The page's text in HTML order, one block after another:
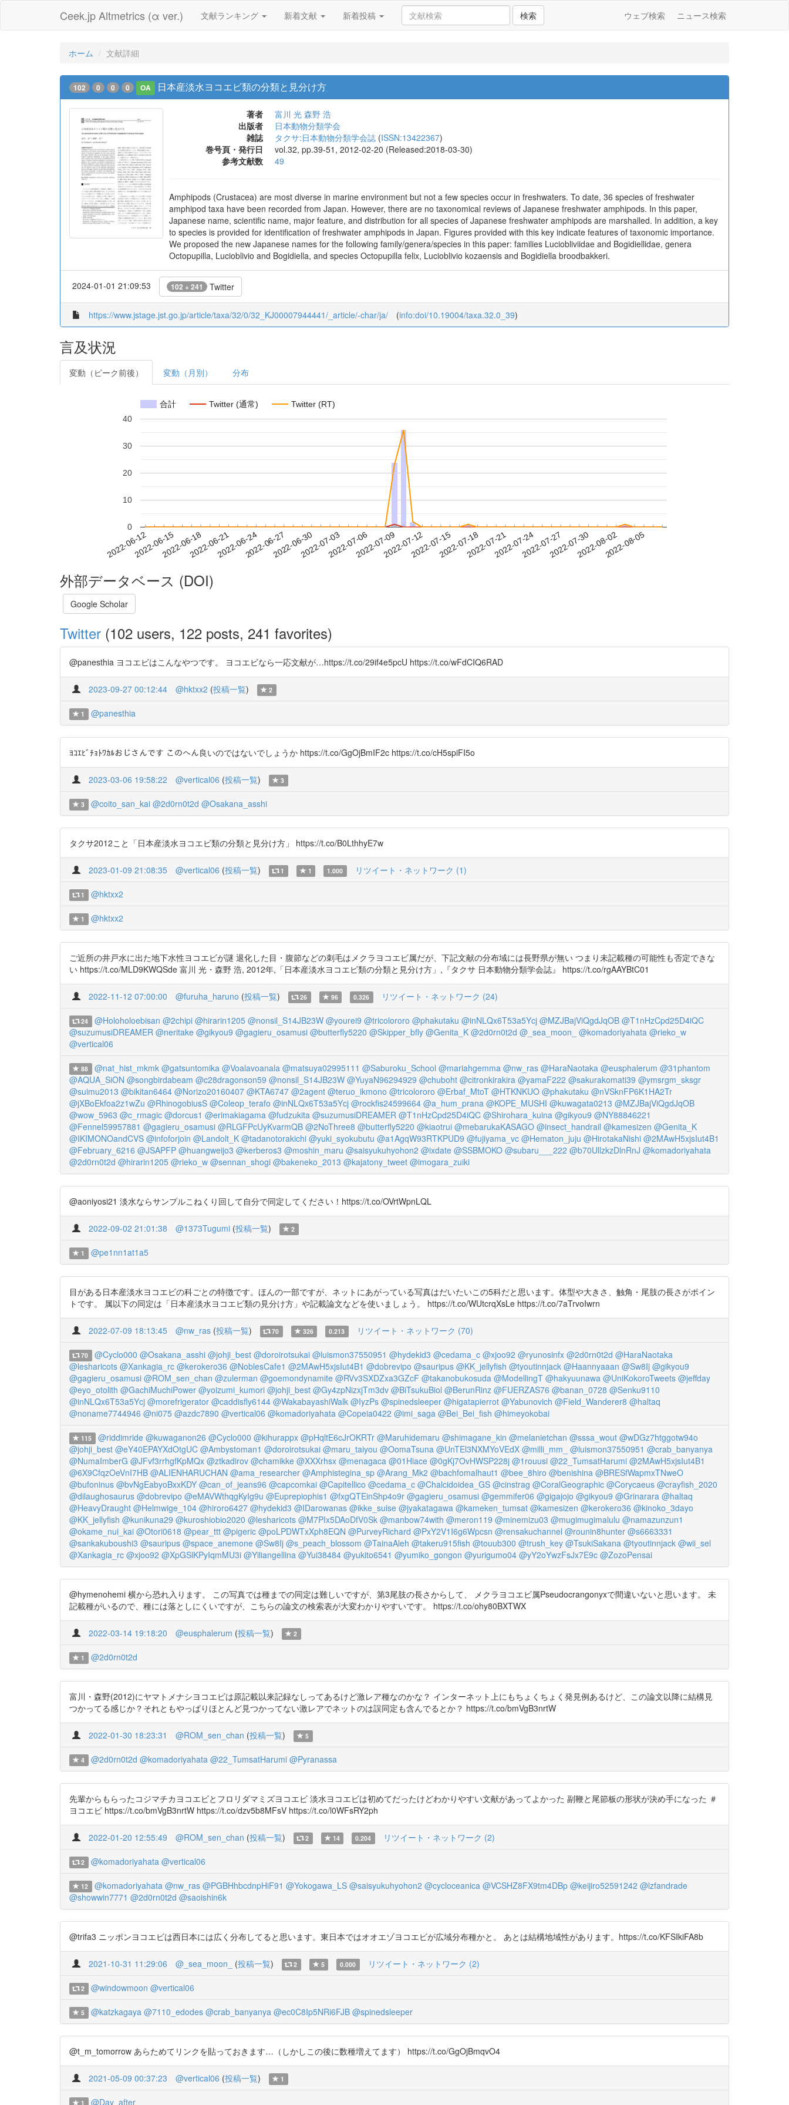
Ceek.jp Altmetrics (α ver.) 文献ランキング 新着文献 新着投稿 検索 ウェブ検索 ニュース検索
ホーム 文献詳細
102 0 0 0 OA 日本産淡水ヨコエビ類の分類と見分け方
著者 富川 光 森野 浩
出版者
日本動物分類学会
雑誌
タクサ:日本動物分類学会誌 (ISSN:13422367)
巻号頁・発行日
vol.32, pp.39-51, 2012-02-20 (Released:2018-03-30)
参考文献数
49
Amphipods (Crustacea) are most diverse in marine environment but not a few species occur in freshwaters. To date, 36 species of freshwater
amphipod taxa have been recorded from Japan. However, there are no taxonomical reviews of Japanese freshwater amphipods. In this paper,
Japanese name, scientific name, major feature, and distribution for all species of Japanese freshwater amphipods are marshalled. In addition, a key
to species is provided for identification of freshwater amphipods in Japan. Figures provided with this key indicate features of taxonomic importance.
We proposed the new Japanese names for the following family/genera/species in this paper: families Luciobliviidae and Bogidiellidae, genera
Octopupilla, Lucioblivio and Bogidiella, and species Octopupilla felix, Lucioblivio kozaensis and Bogidiella broodbakkeri.
2024-01-01 21:09:53 102 + 241 Twitter
https://www.jstage.jst.go.jp/article/taxa/32/0/32_KJ00007944441/_article/-char/ja/ (info:doi/10.19004/taxa.32.0_39)
言及状況
変動（ピーク前後） 変動（月別） 分布
合計 Twitter (通常) Twitter (RT)
2022-06-122022-06-152022-06-182022-06-212022-06-242022-06-272022-06-302022-07-032022-07-062022-07-092022-07-122022-07-152022-07-182022-07-212022-07-242022-07-272022-07-302022-08-022022-08-05
0
10
20
30
40
外部データベース (DOI)
Google Scholar
Twitter (102 users, 122 posts, 241 favorites)
@panesthia ヨコエビはこんなやつです。 ヨコエビなら一応文献が…https://t.co/29if4e5pcU https://t.co/wFdCIQ6RAD
2023-09-27 00:12:44 @hktxx2 (投稿一覧) 2
1 @panesthia
ﾖｺｴﾋﾞﾁｮﾄﾜｶﾙおじさんです このへん良いのではないでしょうか https://t.co/GgOjBmIF2c https://t.co/cH5spiFI5o
2023-03-06 19:58:22 @vertical06 (投稿一覧) 3
3 @coito_san_kai @2d0rn0t2d @Osakana_asshi
タクサ2012こと「日本産淡水ヨコエビ類の分類と見分け方」 https://t.co/B0LthhyE7w
2023-01-09 21:08:35 @vertical06 (投稿一覧) 1 1 1.000 リツイート・ネットワーク (1)
1 @hktxx2
1 @hktxx2
ご近所の井戸水に出た地下水性ヨコエビが謎 退化した目・腹節などの刺毛はメクラヨコエビ属だが、下記文献の分布域には長野県が無い つまり未記載種の可能性も否定できな
い https://t.co/MLD9KWQSde 富川 光・森野 浩, 2012年,「日本産淡水ヨコエビ類の分類と見分け方」,『タクサ 日本動物分類学会誌』 https://t.co/rgAAYBtC01
2022-11-12 07:00:00 @furuha_haruno (投稿一覧) 26 96 0.326 リツイート・ネットワーク (24)
24 @Holoholoebisan @2chipi @hirarin1205 @nonsil_S14JB23W @yourei9 @tricolororo @phakutaku @inNLQx6T53a5Ycj @MZJBajViQgdJqOB @T1nHzCpd25D4iQC
@suzumusiDREAMER @neritake @gikyou9 @gagieru_osamusi @butterfly5220 @Skipper_bfly @Genita_K @2d0rn0t2d @_sea_moon_ @komadoriyahata @rieko_w
@vertical06
88 @nat_hist_mkmk @gatsuntomika @Voalavoanala @matsuya02995111 @Saburoku_School @mariahgemma @nw_ras @HaraNaotaka @eusphalerum @31phantom
@AQUA_SiON @songbirdabeam @c28dragonson59 @nonsil_S14JB23W @YuyaN96294929 @chuboht @citronkirakira @yamaF222 @sakurakomati39 @ymsrgm_sksgr
@suimu2013 @bikitan6464 @Norizo20160407 @KTA6747 @2agent @teruo_ikmono @tricolororo @Erbaf_MtoT @HTKNKUO @phakutaku @nVSknFP6K1HA2Tr
@jXBoEkfoa2z1wZu @RhinogobiusS @Coleop_terafo @inNLQx6T53a5Ycj @rockfis24599664 @a_hum_prana @KOPE_MUSHI @kuwagata0213 @MZJBajViQgdJqOB
@wow_5963 @c_rmagic @dorcus1 @erimakiagama @fudzukita @suzumusiDREAMER @T1nHzCpd25D4iQC @Shirohara_kuina @gikyou9 @NY88846221
@Fennel59957881 @gagieru_osamusi @RLGFPcUyKvarmQB @2NoThree8 @butterfly5220 @kiaotrui @mebarukaKASAGO @insect_handrail @kamesizen @Genita_K
@IKIMONOandCVS @infoforjoin @Landolt_K @tadanotorakichi @yuki_syokubutu @a1AgqW93RTKPUD9 @fujiyama_vc @Hematon_juju @HirotakaNishi @2MAwH5xjsIut4B1
@February_6216 @JSAPFP @huangweijo3 @kerberos3 @moshin_maru @saisyukuhyohon2 @ixdate @SSBMOKO @subaru___222 @b70UllzkzDlnRnJ @komadoriyahata
@2d0rn0t2d @hirarin1205 @rieko_w @sennan_shogi @bakeneko_2013 @kajatony_tweet @imogara_zuiki
@aoniyosi21 淡水ならサンプルこねくり回して自分で同定してください！https://t.co/OVrtWpnLQL
2022-09-02 21:01:38 @1373Tugumi (投稿一覧) 2
1 @pe1nn1at1a5
目がある日本産淡水ヨコエビの科ごとの特徴です。ほんの一部ですが、ネットにあがっている写真はだいたいこの5科だと思います。体型や大きさ、触角・尾肢の長さがポイン
トです。 属以下の同定は「日本産淡水ヨコエビ類の見分け方」や記載論文などを使いましょう。 https://t.co/WUtcrqXsLe https://t.co/7aTrvoIwrn
2022-07-09 18:13:45 @nw_ras (投稿一覧) 70 326 0.213 リツイート・ネットワーク (70)
70 @Cyclo000 @Osakana_asshi @johji_best @doroirotsukai @luismon37550951 @hydekid3 @cedama_c @xjoo92 @ryunosinfx @2d0rn0t2d @HaraNaotaka
@lesharicots @Xankagia_rc @kerokero36 @NoblesCafe1 @2MAwH5xjsIut4B1 @dobrevipo @sauripus @KK_jellyfish @tyoutinnjack @Haannyaaan @Sw8Ij @gikyou9
@gagieru_osamusi @ROM_sen_chan @zulerman @goemondynamite @RVv3SXDZxa3GZcF @takanobukosuda @ModellingT @hakyuunawa @UniKokoroTweets @jeffday
@eyo_otolith @GachiMuchiPower @yoizumi_kumori @johji_best @Gy4zpNizxjTm3dv @BiTsukuBiol @BerunRinz @FUERZAS76 @banan_0728 @Senku9110
@inNLQx6T53a5Ycj @morefrigerator @caddisfly6144 @WakabayashiWalk @IyzPs @spinedsleeper @higatapierrot @Yabunovich @Field_Wanderer8 @haltaq
@noname7744946 @ni075 @azdc7890 @vertical06 @komadoriyahata @Copeia0422 @imi_saga @Bei_Bei_fish @himeyokobai
115 @riddimride @kuwaganon26 @Cyclo000 @kihurappx @pHqltE6cJrOKRTr @Maruhidemaru @shimagane_kin @melanietchan @sssa_wout @wDGz7htggotw94o
@johji_best @eY40EPAYXdOtgUC @Ambystoman1 @doroirotsukai @maru_taiyou @OomaTsuna @UnTEl3NXMYoVEdX @milli_mm_ @luismon37550951 @crab_banyanya
@NumaImberG @JFvf3rrhgfKpMQx @ztkadirov @chamikke @XXXrhsx @menagaca @01Hiace @0gKj7OvHWSP228j @1rouusi @22_TumsatHarumi @2MAwH5xjsIut4B1
@6X9CfqzOeVnI7HB @ALIENHARUCHAN @ama_researcher @Amphistegina_sp @Arang_Mk2 @bachfomalhaut1 @bee_8hiro @benishina @BRESfWapmxTNweO
@bufoninus @bvNgEabyoBxxKDY @can_of_jeans96 @capcomkai @Capitellico @cedama_c @Chalcidoidea_GS @cinstrag @CoralGeographic @Corycaeus @crayfish_2020
@dilaughosaurus @dobrevipo @eMAVWthqgKyIg9u @Euprepiophis1 @fxgQTEinShp4o9r @gagieru_osamusi @gemmifer06 @gigajojo @gikyou9 @Grinarara @haltaq
@HeavyDraught @Helmwige_104 @hiroro6427 @hydekid3 @IDarowanas @ikke_suise @jyakatagawa @kameken_tumsat @kamesizen @kerokero36 @kinoko_3dayo
@KK_jellyfish @kunikuna29 @kuroshiobio2020 @lesharicots @M7PIx5DAoDfV0Sk @manbow74with @meron119 @minemizu03 @mugimugimalulu @namazunzun1
@okame_nui_kai @Otori0618 @pear_ttt @pigeric @poLPDWTxXph8EQN @PurveyRichard @PxY2V1I6g6Wpcsn @rensakuchannel @rounin8hunter @s6663331
@sankakuboushi3 @sauripus @space_anemone @Sw8Ij @s_peach_blossom @TainaAleh @takeru915fish @touub300 @trush_key @TsukiSakana @tyoutinnjack @wii_sel
@Xankagia_rc @xjoo92 @XpGSlKPyIqmMU3i @Yiliangellina @Yui38484 @yukito6541 @yumiko_gongon @yurigumo04 @yY2oYwzFsJx7E9c @ZozoPensai
@hymenohemi 横から恐れ入ります。 この写真では種までの同定は難しいですが、第3尾肢の長さからして、 メクラヨコエビ属Pseudocrangonyxで間違いないと思います。 未
記載種がいるので、種には落としにくいですが、こちらの論文の検索表が大変わかりやすいです。 https://t.co/ohy80BXTWX
2022-03-14 19:18:20 @eusphalerum (投稿一覧) 2
1 @2d0rn0t2d
富川・森野(2012)にヤマトメナシヨコエビは原記載以来記録なしってあるけど激レア種なのかな？ インターネット上にもちょくちょく発見例あるけど、この論文以降に結構見
つかってる感じか？それともやっぱりほとんど見つかってない激レアでネットのは誤同定も含んでるとか？ https://t.co/bmVgB3nrtW
2022-01-30 18:23:31 @ROM_sen_chan (投稿一覧) 5
4 @2d0rn0t2d @komadoriyahata @22_TumsatHarumi @Pyranassa
先輩からもらったコジマチカヨコエビとフロリダマミズヨコエビ 淡水ヨコエビは初めてだったけどわかりやすい文献があってよかった 副鞭と尾節板の形状が決め手になった ＃
ヨコエビ https://t.co/bmVgB3nrtW https://t.co/dzv5b8MFsV https://t.co/l0WFsRY2ph
2022-01-20 12:55:49 @ROM_sen_chan (投稿一覧) 2 14 0.204 リツイート・ネットワーク (2)
2 @komadoriyahata @vertical06
12 @komadoriyahata @nw_ras @PGBHhbcdnpHiF91 @Yokogawa_LS @saisyukuhyohon2 @cycloceanica @VCSHZ8FX9tm4DBp @keijiro52591242 @lzfandrade
@showwin7771 @2d0rn0t2d @saoishin6k
@trifa3 ニッポンヨコエビは西日本には広く分布してると思います。東日本ではオオエゾヨコエビが広域分布種かと。 あとは結構地域性があります。https://t.co/KFSIkiFA8b
2021-10-31 11:29:06 @_sea_moon_ (投稿一覧) 2 5 0.000 リツイート・ネットワーク (2)
2 @windowmoon @vertical06
5 @katzkagaya @7110_edodes @crab_banyanya @ec0C8Ip5NRi6FJB @spinedsleeper
@t_m_tomorrow あらためてリンクを貼っておきます…（しかしこの後に数種増えてます） https://t.co/GgOjBmqvO4
2021-05-09 00:37:23 @vertical06 (投稿一覧) 1
1 @Day_after___